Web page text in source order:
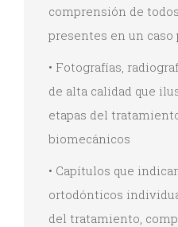
comprensión de
presentes en un
• Fotografías,
de alta calidad que
etapas del
biomecánicos
• Capítulos que
ortodónticos
del tratamiento,